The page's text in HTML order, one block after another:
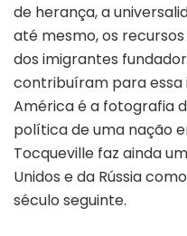
de herança, a
até mesmo, os
dos imigrantes
contribuíram para essa
América é a fotografia
política de uma nação
Tocqueville faz ainda
Unidos e da Rússia
século seguinte.